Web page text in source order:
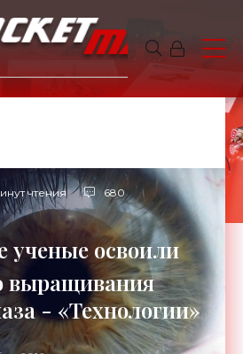
чтения 680
ученые освоили
выращивания
- «Технологии»